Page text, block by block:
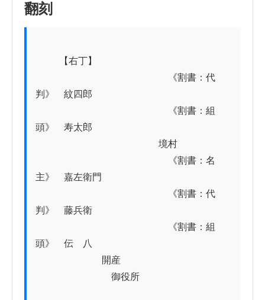
翻刻
《割書：代
判》　紋四郎
《割書：組
頭》　寿太郎
境村
《割書：名
主》　嘉左衛門
《割書：代
判》　藤兵衛
《割書：組
頭》　伝　八
開産
御役所